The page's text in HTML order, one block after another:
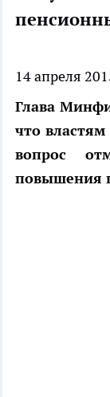
14 апреля
Глава
что
вопрос
повышения